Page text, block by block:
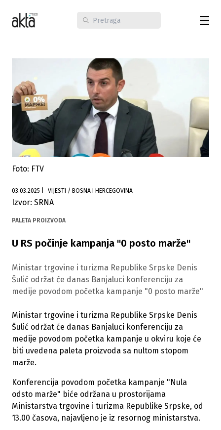
Foto: FTV
03.03.2025 VIJESTI / BOSNA I HERCEGOVINA
Izvor: SRNA
PALETA PROIZVODA
U RS počinje kampanja "0 posto marže"
Ministar trgovine i turizma Republike Srpske Denis
Šulić održat će danas Banjaluci konferenciju za
medije povodom početka kampanje "0 posto marže"
Ministar trgovine i turizma Republike Srpske Denis
Šulić održat će danas Banjaluci konferenciju za
medije povodom početka kampanje u okviru koje će
biti uvedena paleta proizvoda sa nultom stopom
marže.
Konferencija povodom početka kampanje "Nula
odsto marže" biće održana u prostorijama
Ministarstva trgovine i turizma Republike Srpske, od
13.00 časova, najavljeno je iz resornog ministarstva.